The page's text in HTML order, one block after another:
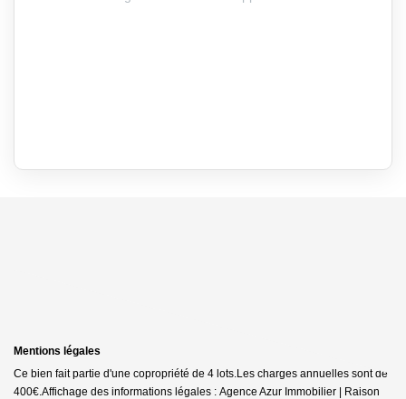
Mentions légales
Ce bien fait partie d'une copropriété de 4 lots.Les charges annuelles sont de
400€.Affichage des informations légales : Agence Azur Immobilier | Raison